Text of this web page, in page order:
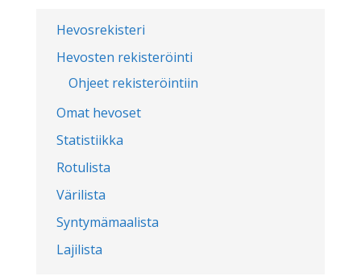
Hevosrekisteri
Hevosten rekisteröinti
Ohjeet rekisteröintiin
Omat hevoset
Statistiikka
Rotulista
Värilista
Syntymämaalista
Lajilista